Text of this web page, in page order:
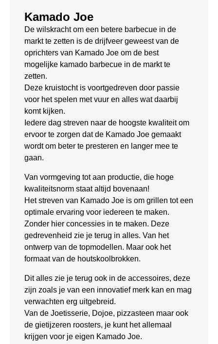
Kamado Joe
De wilskracht om een betere barbecue in de
markt te zetten is de drijfveer geweest van de
oprichters van Kamado Joe om de best
mogelijke kamado barbecue in de markt te
zetten.
Deze kruistocht is voortgedreven door passie
voor het spelen met vuur en alles wat daarbij
komt kijken.
Iedere dag streven naar de hoogste kwaliteit om
ervoor te zorgen dat de Kamado Joe gemaakt
wordt om beter te presteren en langer mee te
gaan.
Van vormgeving tot aan productie, die hoge
kwaliteitsnorm staat altijd bovenaan!
Het streven van Kamado Joe is om grillen tot een
optimale ervaring voor iedereen te maken.
Zonder hier concessies in te maken. Deze
gedrevenheid zie je terug in alles. Van het
ontwerp van de topmodellen. Maar ook het
formaat van de houtskoolbrokken.
Dit alles zie je terug ook in de accessoires, deze
zijn zoals je van een innovatief merk kan en mag
verwachten erg uitgebreid.
Van de Joetisserie, Dojoe, pizzasteen maar ook
de gietijzeren roosters, je kunt het allemaal
krijgen voor je eigen Kamado Joe.